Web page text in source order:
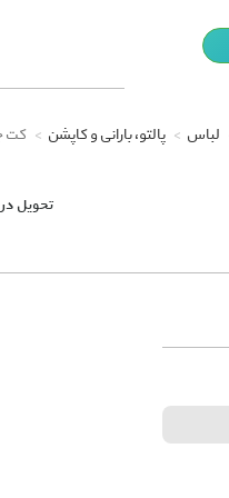
تحویل در
لباس پالتو، بارانی و کاپشن کت